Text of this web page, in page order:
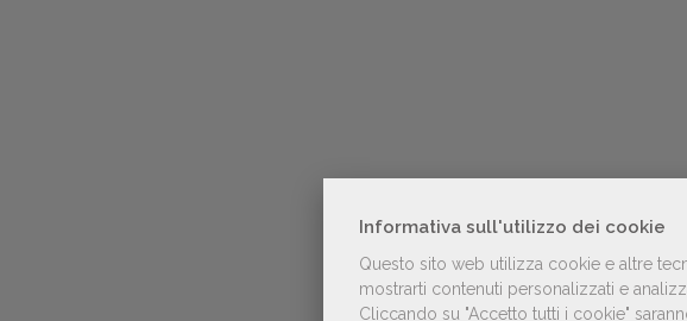
Informativa sull'utilizzo dei cookie
Questo sito web utilizza cookie e altre
mostrarti contenuti personalizzati e
Cliccando su "Accetto tutti i cookie"